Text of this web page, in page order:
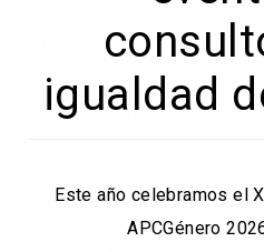
Juntas lograremos hacerlo
Actualidad,
igualdad
Este año celebramos el
APCGénero